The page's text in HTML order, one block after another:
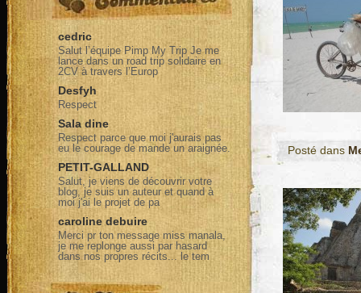
Posté dans
cedric
Salut l’équipe Pimp My Trip Je me
lance dans un road trip solidaire en
2CV à travers l’Europ
Desfyh
Respect
Sala dine
Respect parce que moi j'aurais pas
eu le courage de mande un araignée.
PETIT-GALLAND
Salut, je viens de découvrir votre
blog, je suis un auteur et quand à
moi j'ai le projet de pa
caroline debuire
Merci pr ton message miss manala,
je me replonge aussi par hasard
dans nos propres récits... le tem